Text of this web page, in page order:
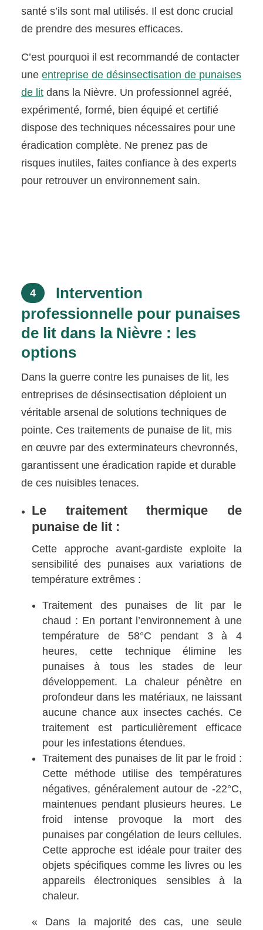
santé s’ils sont mal utilisés. Il est donc crucial
de prendre des mesures efficaces.
C’est pourquoi il est recommandé de contacter
uneentreprise de désinsectisation de punaises
de lit dans la Nièvre. Un professionnel agréé,
expérimenté, formé, bien équipé et certifié
dispose des techniques nécessaires pour une
éradication complète. Ne prenez pas de
risques inutiles, faites confiance à des experts
pour retrouver un environnement sain.
4
Intervention
professionnelle pour punaises
de lit dans la Nièvre : les
options
Dans la guerre contre les punaises de lit, les
entreprises de désinsectisation déploient un
véritable arsenal de solutions techniques de
pointe. Ces traitements de punaise de lit, mis
en œuvre par des exterminateurs chevronnés,
garantissent une éradication rapide et durable
de ces nuisibles tenaces.
Le traitement thermique de
punaise de lit :
Cette approche avant-gardiste exploite la
sensibilité des punaises aux variations de
température extrêmes :
Traitement des punaises de lit par le
chaud : En portant l’environnement à une
température de 58°C pendant 3 à 4
heures, cette technique élimine les
punaises à tous les stades de leur
développement. La chaleur pénètre en
profondeur dans les matériaux, ne laissant
aucune chance aux insectes cachés. Ce
traitement est particulièrement efficace
pour les infestations étendues.
Traitement des punaises de lit par le froid :
Cette méthode utilise des températures
négatives, généralement autour de -22°C,
maintenues pendant plusieurs heures. Le
froid intense provoque la mort des
punaises par congélation de leurs cellules.
Cette approche est idéale pour traiter des
objets spécifiques comme les livres ou les
appareils électroniques sensibles à la
chaleur.
« Dans la majorité des cas, une seule